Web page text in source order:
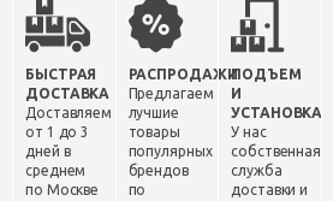
БЫСТРАЯ
ДОСТАВКА
Доставляем
от 1 до 3
дней в
среднем
по Москве
РАСПРОДАЖИ
Предлагаем
лучшие
товары
популярных
брендов
по
ПОДЪЕМ
И
УСТАНОВКА
У нас
собственная
служба
доставки и